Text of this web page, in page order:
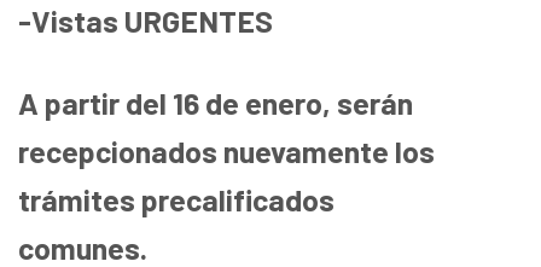
-Vistas URGENTES
A partir del 16 de enero, serán
recepcionados nuevamente los
trámites precalificados
comunes.